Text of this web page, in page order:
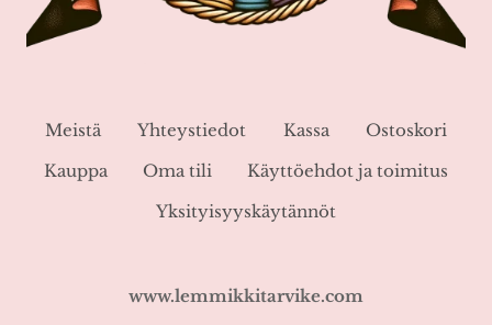
Meistä Yhteystiedot Kassa
Ostoskori
Kauppa
Oma tili
Käyttöehdot ja toimitus
Yksityisyyskäytännöt
www.lemmikkitarvike.com